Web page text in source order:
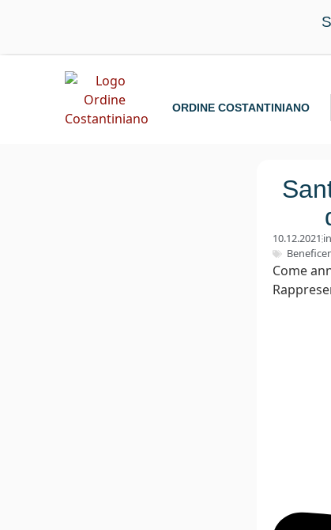
ORDINE COSTANTINIANO
10.12.2021 in
Come